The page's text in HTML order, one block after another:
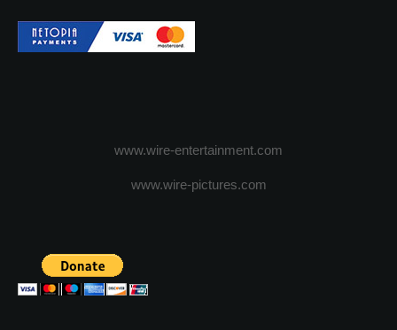
www.wire-entertainment.com
www.wire-pictures.com